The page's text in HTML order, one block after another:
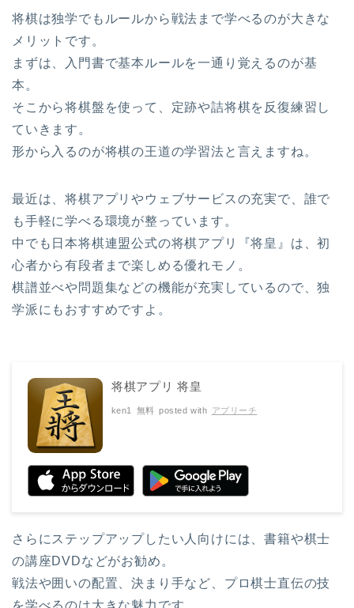
将棋は独学でもルールから戦法まで学べるのが大きな
メリットです。
まずは、入門書で基本ルールを一通り覚えるのが基
本。
そこから将棋盤を使って、定跡や詰将棋を反復練習し
ていきます。
形から入るのが将棋の王道の学習法と言えますね。
最近は、将棋アプリやウェブサービスの充実で、誰で
も手軽に学べる環境が整っています。
中でも日本将棋連盟公式の将棋アプリ『将皇』は、初
心者から有段者まで楽しめる優れモノ。
棋譜並べや問題集などの機能が充実しているので、独
学派にもおすすめですよ。
将棋アプリ 将皇
ken1 無料 posted with アプリーチ
さらにステップアップしたい人向けには、書籍や棋士
の講座DVDなどがお勧め。
戦法や囲いの配置、決まり手など、プロ棋士直伝の技
を学べるのは大きな魅力です。